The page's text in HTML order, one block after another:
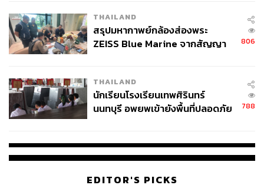
การบุกแผ่นดินรัสเซียที่เกิดขึ้นก่อให้เกิดคำถามสำคัญว่า
ทำไมกองทัพยูเครนจึงสามารถบุกโจมตีภูมิภาคคุสค์ได้อย่าง
โดยเบลล์มองว่าปฏิบัติการของยูเครนครั้งนี้สามารถก่อให้
เกิดผลกระทบได้ไกลถึงขั้นสามารถเปลี่ยนทิศทางของ
สงครามได้ แม้ว่านักวิจารณ์อีกหลายคนจะมองว่าการบุก
และไม่รอบคอบ แต่เบลล์อธิบายว่า “โมเมนตัมและการชิง
ความได้เปรียบคือสิ่งสำคัญที่สุดในการทำสงคราม ซึ่งทำให้
THAILAND
สรุปมหากาพย์กล้องส่องพระ
ZEISS Blue Marine จากสัญญา
จ่ายหนี้-แอบระบุแบรนด์
806
THAILAND
นักเรียนโรงเรียนเทพศิรินทร์
นนทบุรี อพยพเข้ายังพื้นที่ปลอดภัย
788
EDITOR'S PICKS